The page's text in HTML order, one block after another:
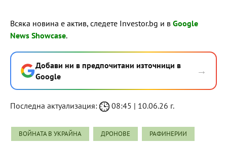
Всяка новина е актив, следете Investor.bg и в Google
News Showcase.
Добави ни в предпочитани източници в
Google
→
Последна актуализация: 08:45 | 10.06.26 г.
ВОЙНАТА В УКРАЙНА ДРОНОВЕ РАФИНЕРИИ